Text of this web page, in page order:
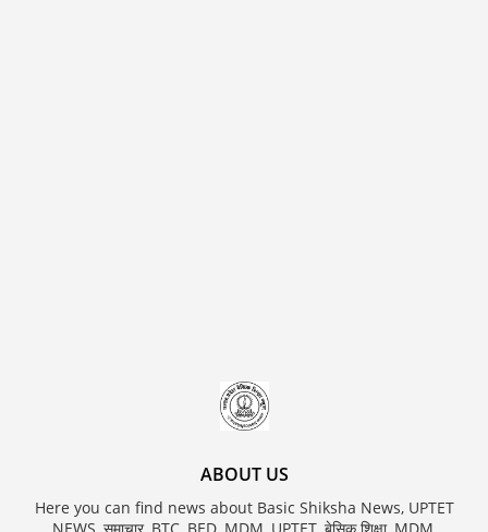
ABOUT US
Here you can find news about Basic Shiksha News, UPTET